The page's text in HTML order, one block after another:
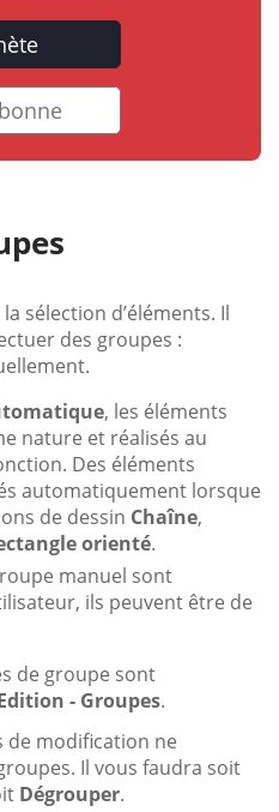
sélection d’éléments. Il
des groupes :
, les éléments
nature et réalisés au
Des éléments
automatiquement lorsque
de dessin Chaîne,
orienté.
manuel sont
ils peuvent être de
de groupe sont
- Groupes.
de modification ne
Il vous faudra soit
Dégrouper.